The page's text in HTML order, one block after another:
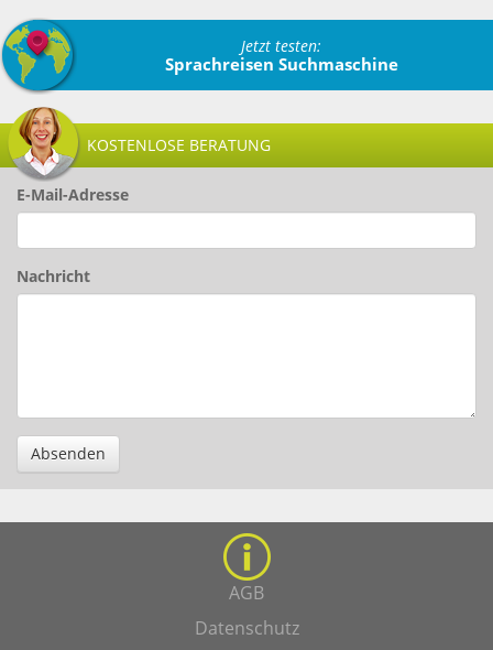
Jetzt testen:
Sprachreisen Suchmaschine
KOSTENLOSE BERATUNG
E-Mail-Adresse
Nachricht
Absenden
AGB
Datenschutz